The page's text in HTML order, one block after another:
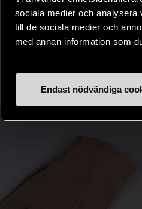
sociala medier och analysera
till de sociala medier och
med annan information som
Endast nödvändiga
arbetstränar
utanför
eller annat